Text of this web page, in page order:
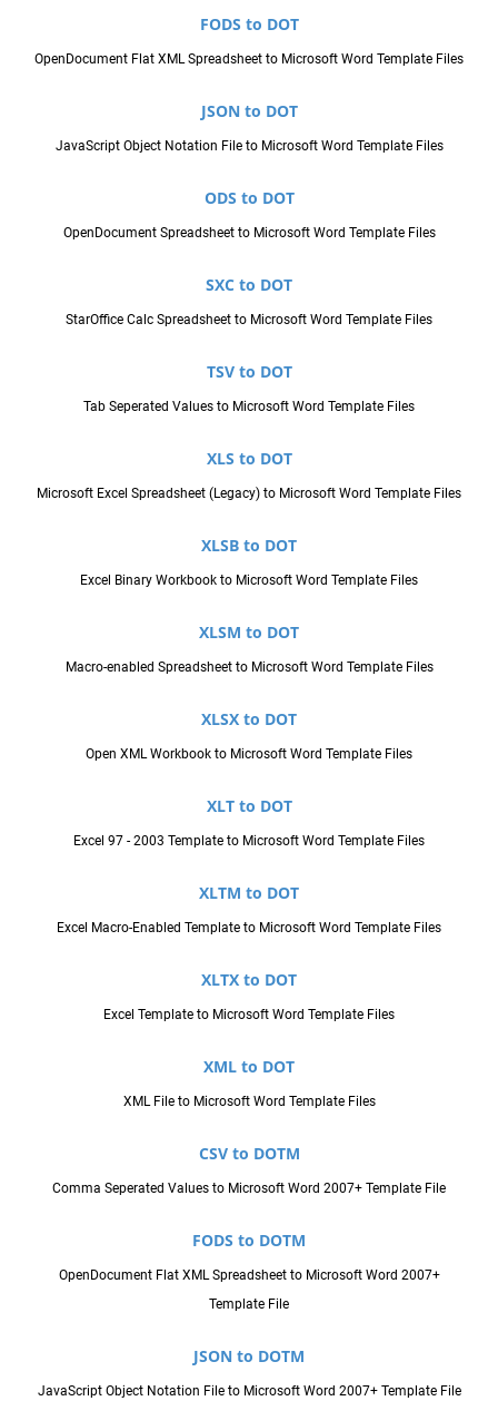
FODS to DOT
OpenDocument Flat XML Spreadsheet to Microsoft Word Template Files
JSON to DOT
JavaScript Object Notation File to Microsoft Word Template Files
ODS to DOT
OpenDocument Spreadsheet to Microsoft Word Template Files
SXC to DOT
StarOffice Calc Spreadsheet to Microsoft Word Template Files
TSV to DOT
Tab Seperated Values to Microsoft Word Template Files
XLS to DOT
Microsoft Excel Spreadsheet (Legacy) to Microsoft Word Template Files
XLSB to DOT
Excel Binary Workbook to Microsoft Word Template Files
XLSM to DOT
Macro-enabled Spreadsheet to Microsoft Word Template Files
XLSX to DOT
Open XML Workbook to Microsoft Word Template Files
XLT to DOT
Excel 97 - 2003 Template to Microsoft Word Template Files
XLTM to DOT
Excel Macro-Enabled Template to Microsoft Word Template Files
XLTX to DOT
Excel Template to Microsoft Word Template Files
XML to DOT
XML File to Microsoft Word Template Files
CSV to DOTM
Comma Seperated Values to Microsoft Word 2007+ Template File
FODS to DOTM
OpenDocument Flat XML Spreadsheet to Microsoft Word 2007+
Template File
JSON to DOTM
JavaScript Object Notation File to Microsoft Word 2007+ Template File